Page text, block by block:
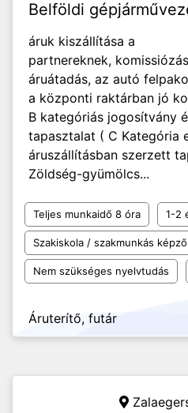
Belföldi
áruk kiszállítása a
partnereknek,
áruátadás, az autó
a központi raktárban jó
B kategóriás jogosítvány
tapasztalat ( C Kategória
áruszállításban szerzett
Zöldség-gyümölcs...
Teljes munkaidő 8 óra 1-2
Szakiskola / szakmunkás képző
Nem szükséges nyelvtudás
Áruterítő, futár